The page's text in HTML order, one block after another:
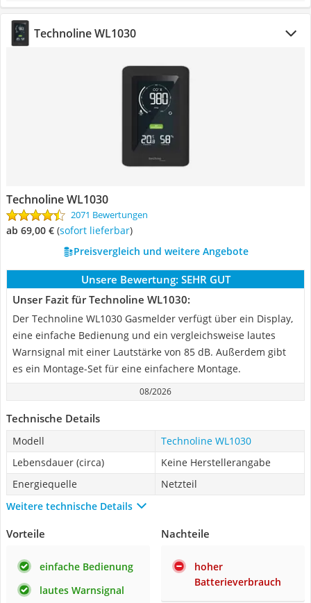
Technoline WL1030
Technoline WL1030
2071 Bewertungen
ab 69,00 € ( Sofort lieferbar)
Preisvergleich und weitere Angebote
Unsere Bewertung: SEHR GUT
Unser Fazit für Technoline WL1030:
Der Technoline WL1030 Gasmelder verfügt über ein Display,
eine einfache Bedienung und ein vergleichsweise lautes
Warnsignal mit einer Lautstärke von 85 dB. Außerdem gibt
es ein Montage-Set für eine einfachere Montage.
08/2026
Technische Details
Modell
Technoline WL1030
Lebensdauer (circa)
Keine Herstellerangabe
Energiequelle
Netzteil
Weitere technische Details
Vorteile
einfache Bedienung
lautes Warnsignal
Nachteile
hoher
Batterieverbrauch